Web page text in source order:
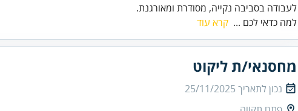
לעבודה בסביבה נקייה, מסודרת ומאורגנת.
למה כדאי לכם ... קרא עוד
מחסנאי/ת ליקוט
נכון לתאריך25/11/2025